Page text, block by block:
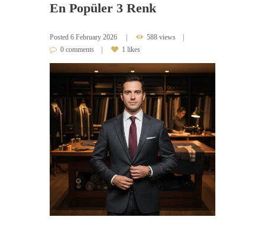
En Popüler 3 Renk
Posted 6 February 2026
588 views
0 comments
1 likes